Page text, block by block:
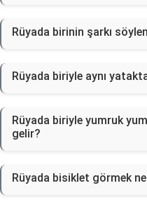
Rüyada birinin şarkı
Rüyada biriyle aynı
Rüyada biriyle yumruk
gelir?
Rüyada bisiklet görmek